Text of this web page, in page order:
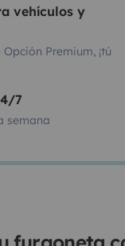
vehículos y
Premium, ¡tú
7
semana